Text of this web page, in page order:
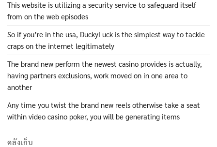
This website is utilizing a security service to safeguard itself
from on the web episodes
So if you’re in the usa, DuckyLuck is the simplest way to tackle
craps on the internet legitimately
The brand new perform the newest casino provides is actually,
having partners exclusions, work moved on in one area to
another
Any time you twist the brand new reels otherwise take a seat
within video casino poker, you will be generating items
คลังเก็บ